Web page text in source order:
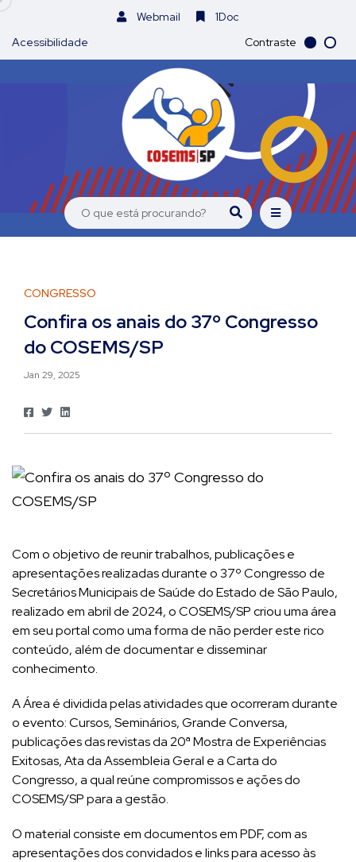
Webmail
1Doc
Acessibilidade
Contraste
CONGRESSO
Confira os anais do 37º Congresso
do COSEMS/SP
Jan 29, 2025
Com o objetivo de reunir trabalhos, publicações e
apresentações realizadas durante o 37º Congresso de
Secretários Municipais de Saúde do Estado de São Paulo,
realizado em abril de 2024, o COSEMS/SP criou uma área
em seu portal como uma forma de não perder este rico
conteúdo, além de documentar e disseminar
conhecimento.
A Área é dividida pelas atividades que ocorreram durante
o evento: Cursos, Seminários, Grande Conversa,
publicações das revistas da 20ª Mostra de Experiências
Exitosas, Ata da Assembleia Geral e a Carta do
Congresso, a qual reúne compromissos e ações do
COSEMS/SP para a gestão.
O material consiste em documentos em PDF, com as
apresentações dos convidados e links para acesso às